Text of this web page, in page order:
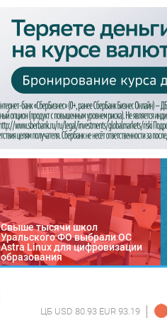
Свыше тысячи школ
Уральского ФО выбрали ОС
Astra Linux для цифровизации
образования
ЦБ USD 80.93 EUR 93.19